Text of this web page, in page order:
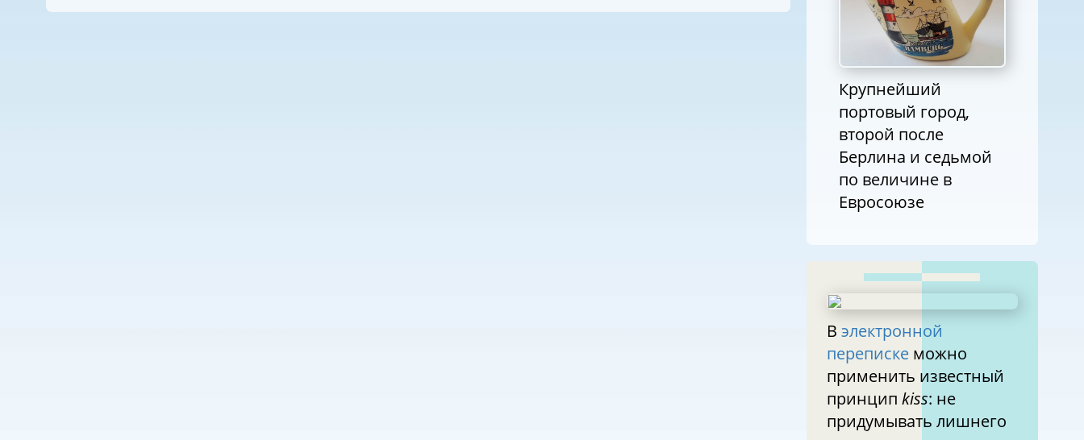
Крупнейший
портовый город,
второй после
Берлина и седьмой
по величине в
Евросоюзе
В электронной
перепискеможно
применить известный
принцип kiss: не
придумывать лишнего